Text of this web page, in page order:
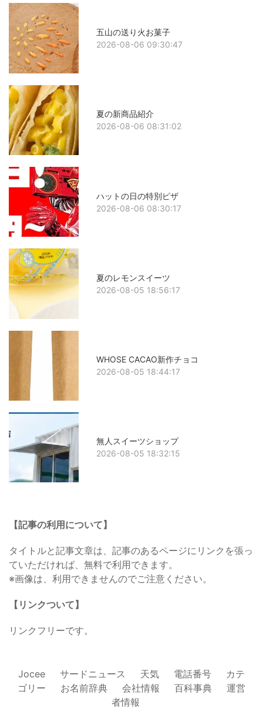
五山の送り火お菓子
2026-08-06 09:30:47
夏の新商品紹介
2026-08-06 08:31:02
ハットの日の特別ピザ
2026-08-06 08:30:17
夏のレモンスイーツ
2026-08-05 18:56:17
WHOSE CACAO新作チョコ
2026-08-05 18:44:17
無人スイーツショップ
2026-08-05 18:32:15
【記事の利用について】
タイトルと記事文章は、記事のあるページにリンクを張っ
ていただければ、無料で利用できます。
※画像は、利用できませんのでご注意ください。
【リンクついて】
リンクフリーです。
Jocee サードニュース 天気 電話番号
カテ
ゴリー
お名前辞典 会社情報 百科事典
運営
者情報